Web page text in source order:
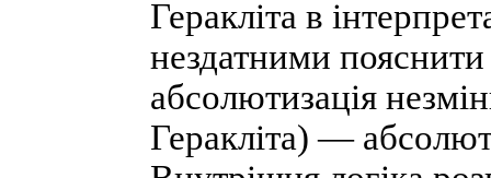
Геракліта в
нездатними пояснити
абсолютизація
Геракліта) —